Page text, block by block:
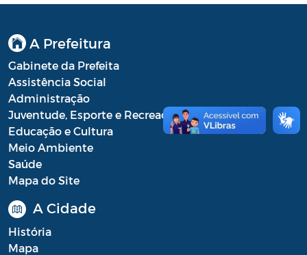
A Prefeitura
Gabinete da Prefeita
Assistência Social
Administração
Juventude, Esporte e Recreação
Educação e Cultura
Meio Ambiente
Saúde
Mapa do Site
A Cidade
História
Mapa